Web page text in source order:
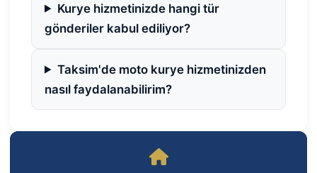
Kurye hizmetinizde hangi tür
gönderiler kabul ediliyor?
Taksim'de moto kurye hizmetinizden
nasıl faydalanabilirim?